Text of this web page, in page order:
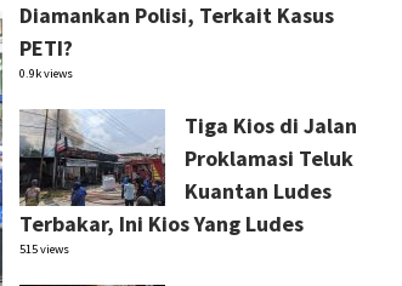
Diamankan Polisi, Terkait Kasus
PETI?
0.9k views
Tiga Kios di Jalan
Proklamasi Teluk
Kuantan Ludes
Terbakar, Ini Kios Yang Ludes
515 views